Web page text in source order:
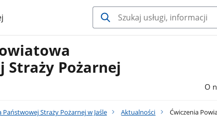
Straży Pożarnej
O
Straży Pożarnej w Jaśle Aktualności Ćwiczenia